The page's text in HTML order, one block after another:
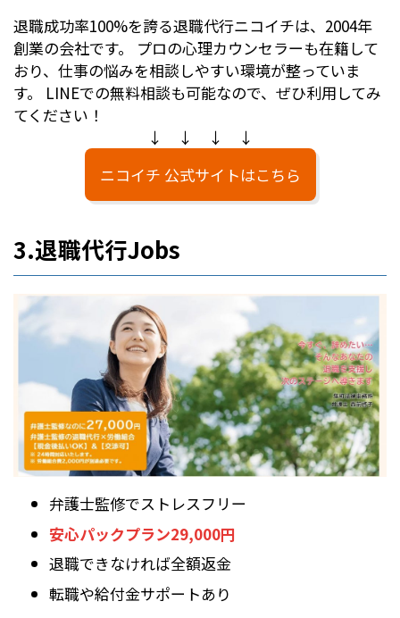
退職成功率100%を誇る退職代行ニコイチは、2004年
創業の会社です。 プロの心理カウンセラーも在籍して
おり、仕事の悩みを相談しやすい環境が整っていま
す。 LINEでの無料相談も可能なので、ぜひ利用してみ
てください！
↓ ↓ ↓ ↓
ニコイチ 公式サイトはこちら
3.退職代行Jobs
弁護士監修でストレスフリー
安心パックプラン29,000円
退職できなければ全額返金
転職や給付金サポートあり